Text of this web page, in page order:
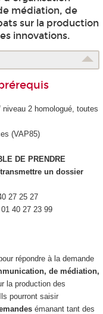
médiation, de
sur la production
innovations.
2 homologué, toutes
(VAP85)
DE PRENDRE
un dossier
27 25 27
40 27 23 99
répondre à la demande
de médiation,
la production des
pourront saisir
émanant tant des